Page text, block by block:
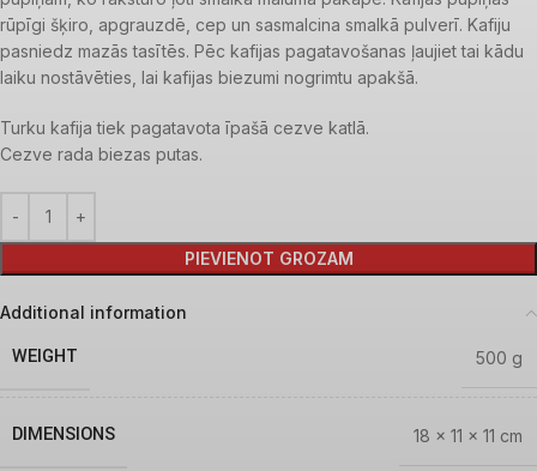
rūpīgi šķiro, apgrauzdē, cep un sasmalcina smalkā pulverī. Kafiju
pasniedz mazās tasītēs. Pēc kafijas pagatavošanas ļaujiet tai kādu
laiku nostāvēties, lai kafijas biezumi nogrimtu apakšā.
Turku kafija tiek pagatavota īpašā cezve katlā.
Cezve rada biezas putas.
PIEVIENOT GROZAM
Additional information
WEIGHT 500 g
DIMENSIONS 18 × 11 × 11 cm